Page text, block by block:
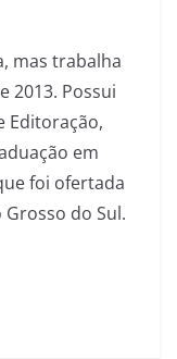
mas trabalha
2013. Possui
Editoração,
em
foi ofertada
do Sul.